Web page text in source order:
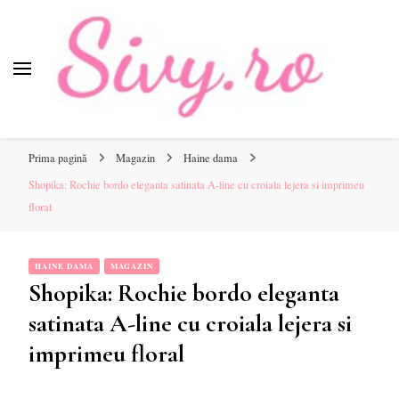
online pentru tine.
Prima pagină Magazin
Haine dama
Shopika: Rochie bordo eleganta satinata A-line cu croiala lejera si imprimeu
floral
HAINE DAMA MAGAZIN
Shopika: Rochie bordo eleganta
satinata A-line cu croiala lejera si
imprimeu floral